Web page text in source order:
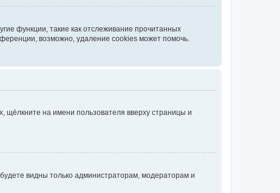
функции, такие как отслеживание прочитанных
возможно, удаление cookies может помочь.
щёлкните на имени пользователя вверху страницы и
будете видны только администраторам, модераторам и